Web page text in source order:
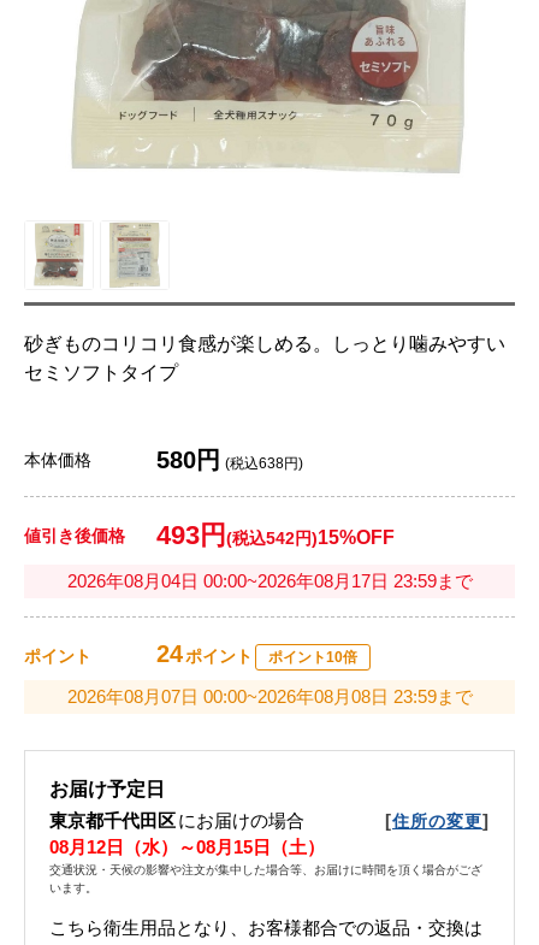
砂ぎものコリコリ食感が楽しめる。しっとり噛みやすい
セミソフトタイプ
本体価格 580円 (税込638円)
値引き後価格 493円 (税込542円)15%OFF
2026年08月04日 00:00~2026年08月17日 23:59まで
ポイント 24ポイント ポイント10倍
2026年08月07日 00:00~2026年08月08日 23:59まで
お届け予定日
東京都千代田区にお届けの場合 [住所の変更]
08月12日（水）～08月15日（土）
交通状況・天候の影響や注文が集中した場合等、お届けに時間を頂く場合がござ
います。
こちら衛生用品となり、お客様都合での返品・交換は